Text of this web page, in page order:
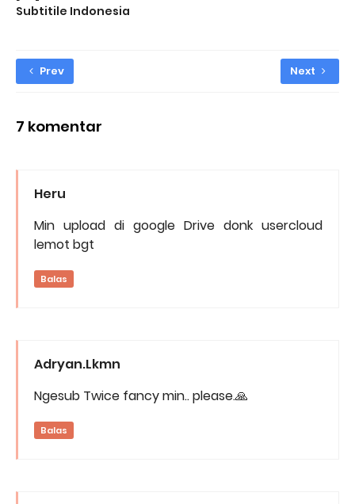
Subtitile Indonesia
Prev Next
7 komentar
Heru
Min upload di google Drive donk usercloud
lemot bgt
Balas
Adryan.Lkmn
Ngesub Twice fancy min.. please.🙏
Balas